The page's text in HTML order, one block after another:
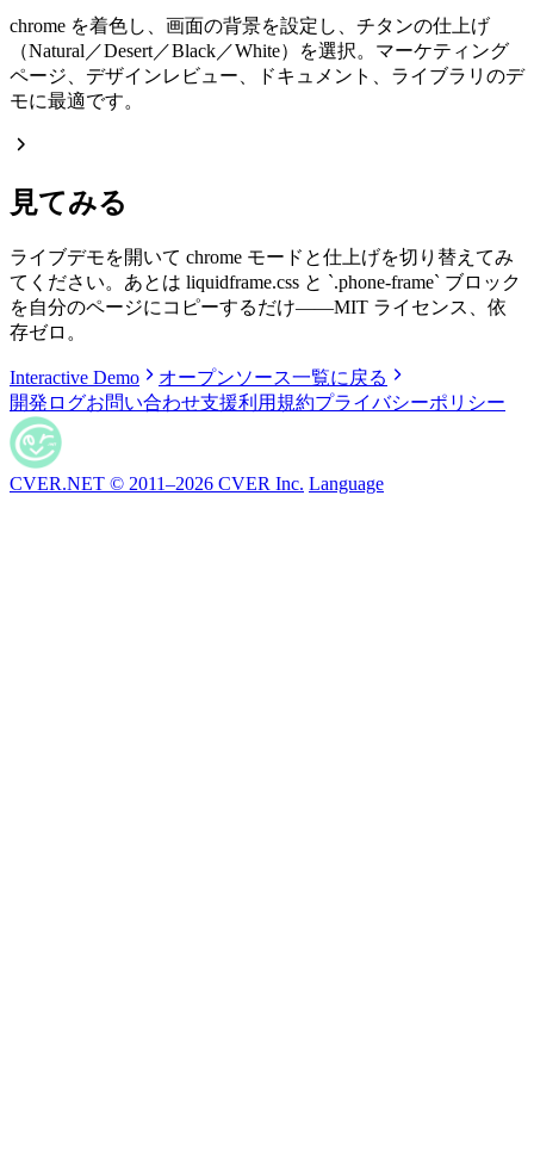
chrome を着色し、画面の背景を設定し、チタンの仕上げ
（Natural／Desert／Black／White）を選択。マーケティング
ページ、デザインレビュー、ドキュメント、ライブラリのデ
モに最適です。
見てみる
ライブデモを開いて chrome モードと仕上げを切り替えてみ
てください。あとは liquidframe.css と `.phone-frame` ブロック
を自分のページにコピーするだけ——MIT ライセンス、依
存ゼロ。
Interactive Demo
オープンソース一覧に戻る
開発ログお問い合わせ支援利用規約プライバシーポリシー
CVER.NET © 2011–2026 CVER Inc. Language